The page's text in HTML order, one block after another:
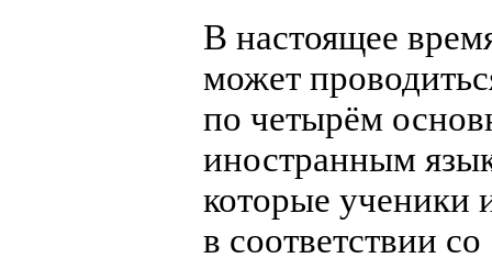
В настоящее
может
по четырём
иностранным
которые ученики
в соответствии со